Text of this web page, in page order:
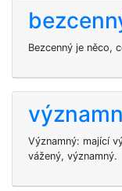
Bezcenný je něco,
Významný: mající
vážený, významný.